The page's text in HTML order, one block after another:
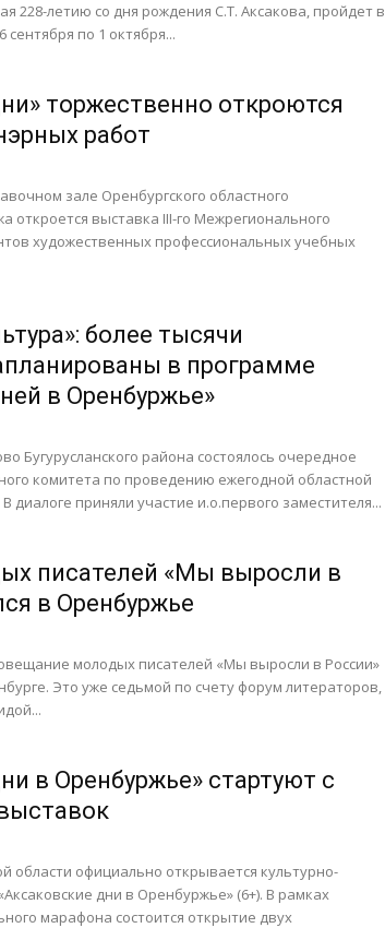
228-летию со дня рождения С.Т. Аксакова, пройдет в
сентября по 1 октября...
торжественно откроются
работ
зале Оренбургского областного
откроется выставка III-го Межрегионального
художественных профессиональных учебных
более тысячи
в программе
в Оренбуржье»
Бугурусланского района состоялось очередное
комитета по проведению ежегодной областной
диалоге приняли участие и.о.первого заместителя...
писателей «Мы выросли в
в Оренбуржье
молодых писателей «Мы выросли в России»
Это уже седьмой по счету форум литераторов,
в Оренбуржье» стартуют с
области официально открывается культурно-
дни в Оренбуржье» (6+). В рамках
марафона состоится открытие двух